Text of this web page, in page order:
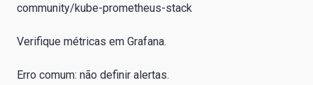
community/kube-prometheus-stack
Verifique métricas em Grafana.
Erro comum: não definir alertas.